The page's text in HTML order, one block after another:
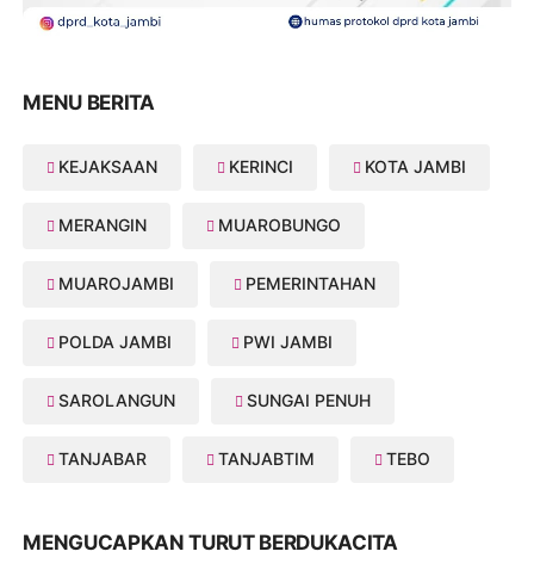
MENU BERITA
KEJAKSAAN KERINCI KOTA JAMBI
MERANGIN MUAROBUNGO
MUAROJAMBI PEMERINTAHAN
POLDA JAMBI PWI JAMBI
SAROLANGUN SUNGAI PENUH
TANJABAR TANJABTIM TEBO
MENGUCAPKAN TURUT BERDUKACITA